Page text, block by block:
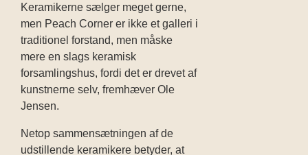
Keramikerne sælger meget gerne,
men Peach Corner er ikke et galleri i
traditionel forstand, men måske
mere en slags keramisk
forsamlingshus, fordi det er drevet af
kunstnerne selv, fremhæver Ole
Jensen.
Netop sammensætningen af de
udstillende keramikere betyder, at